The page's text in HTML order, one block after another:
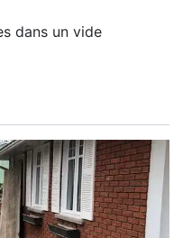
dans un vide